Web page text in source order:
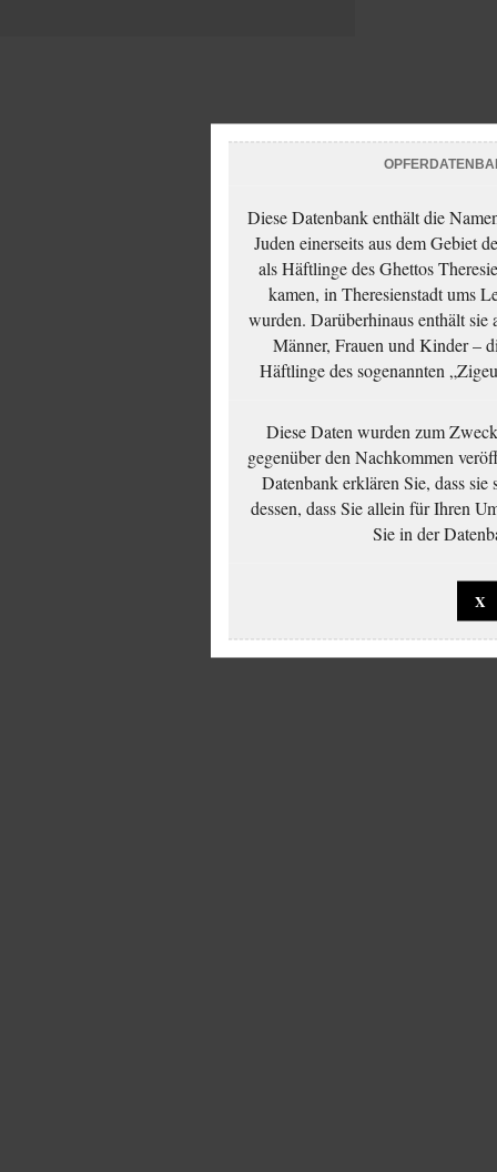
Diese Datenbank enthält die
Juden einerseits aus dem Gebiet
als Häftlinge des Ghettos
kamen, in Theresienstadt ums
wurden. Darüberhinaus enthält
Männer, Frauen und Kinder –
Häftlinge des sogenannten
Diese Daten wurden zum
gegenüber den Nachkommen
Datenbank erklären Sie, dass sie
dessen, dass Sie allein für Ihren
Sie in der
X